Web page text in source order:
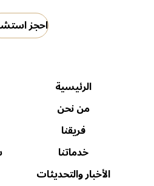
احجز
الرئيسية
من نحن
فريقنا
خدماتنا
الأخبار والتحديثات